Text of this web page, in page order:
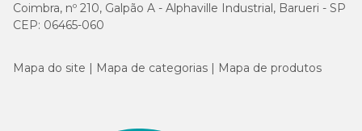
Coimbra, nº 210, Galpão A - Alphaville Industrial, Barueri - SP
CEP: 06465-060
Mapa do site Mapa de categorias Mapa de produtos